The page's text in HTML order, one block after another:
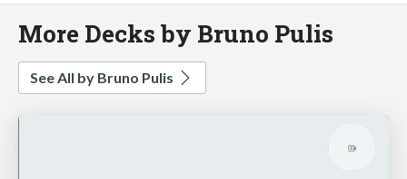
More Decks by Bruno Pulis
See All by Bruno Pulis